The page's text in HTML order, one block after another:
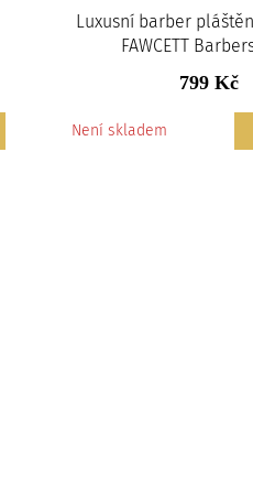
Luxusní barber
FAWCETT
799 Kč
Není skladem